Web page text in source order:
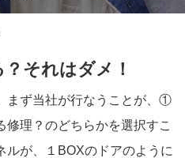
それはダメ！
まず当社が行なうことが、①
理？のどちらかを選択すこ
ルが、１BOXのドアのように